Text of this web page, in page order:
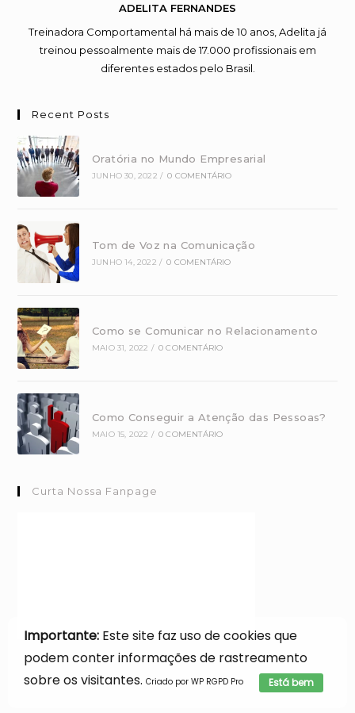
ADELITA FERNANDES
Treinadora Comportamental há mais de 10 anos, Adelita já
treinou pessoalmente mais de 17.000 profissionais em
diferentes estados pelo Brasil.
Recent Posts
Oratória no Mundo Empresarial
JUNHO 30, 2022 / 0 COMENTÁRIO
Tom de Voz na Comunicação
JUNHO 14, 2022 / 0 COMENTÁRIO
Como se Comunicar no Relacionamento
MAIO 31, 2022 / 0 COMENTÁRIO
Como Conseguir a Atenção das Pessoas?
MAIO 15, 2022 / 0 COMENTÁRIO
Curta Nossa Fanpage
Importante: Este site faz uso de cookies que
podem conter informações de rastreamento
sobre os visitantes.
Está bem
Criado por WP RGPD Pro